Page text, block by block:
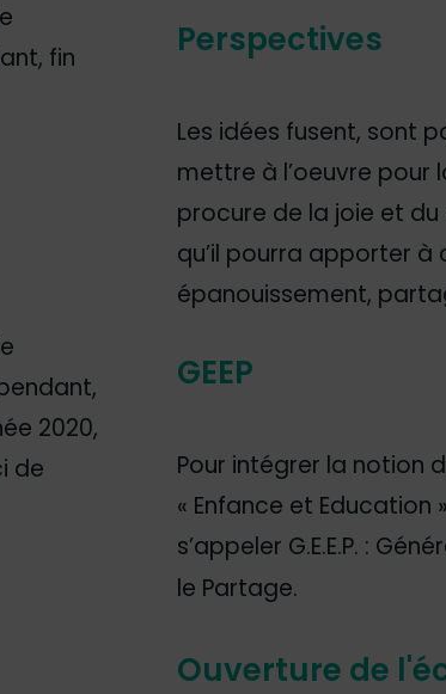
fin
2020,
de
Perspectives
Les idées fusent, sont
mettre à l’oeuvre pour
procure de la joie et
qu’il pourra apporter à
épanouissement,
GEEP
Pour intégrer la notion
« Enfance et Education
s’appeler G.E.E.P. :
le Partage.
Ouverture de